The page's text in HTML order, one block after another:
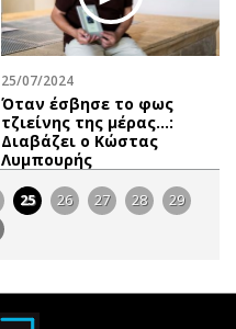
25/07/2024
Όταν έσβησε το φως
τζιείνης της μέρας…:
Διαβάζει o Κώστας
Λυμπουρής
25 26 27 28 29